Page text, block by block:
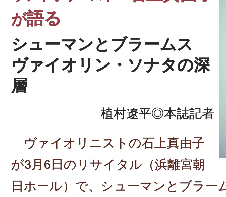
が語る
シューマンとブラームス
ヴァイオリン・ソナタの深
層
植村遼平◎本誌記者
ヴァイオリニストの石上真由子
が3月6日のリサイタル（浜離宮朝
日ホール）で、シューマンとブラ